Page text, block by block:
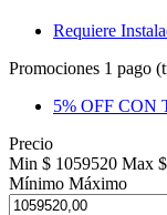
Requiere
Promociones 1 pago
5% OFF CON
Precio
Min $ 1059520 Max
Mínimo Máximo